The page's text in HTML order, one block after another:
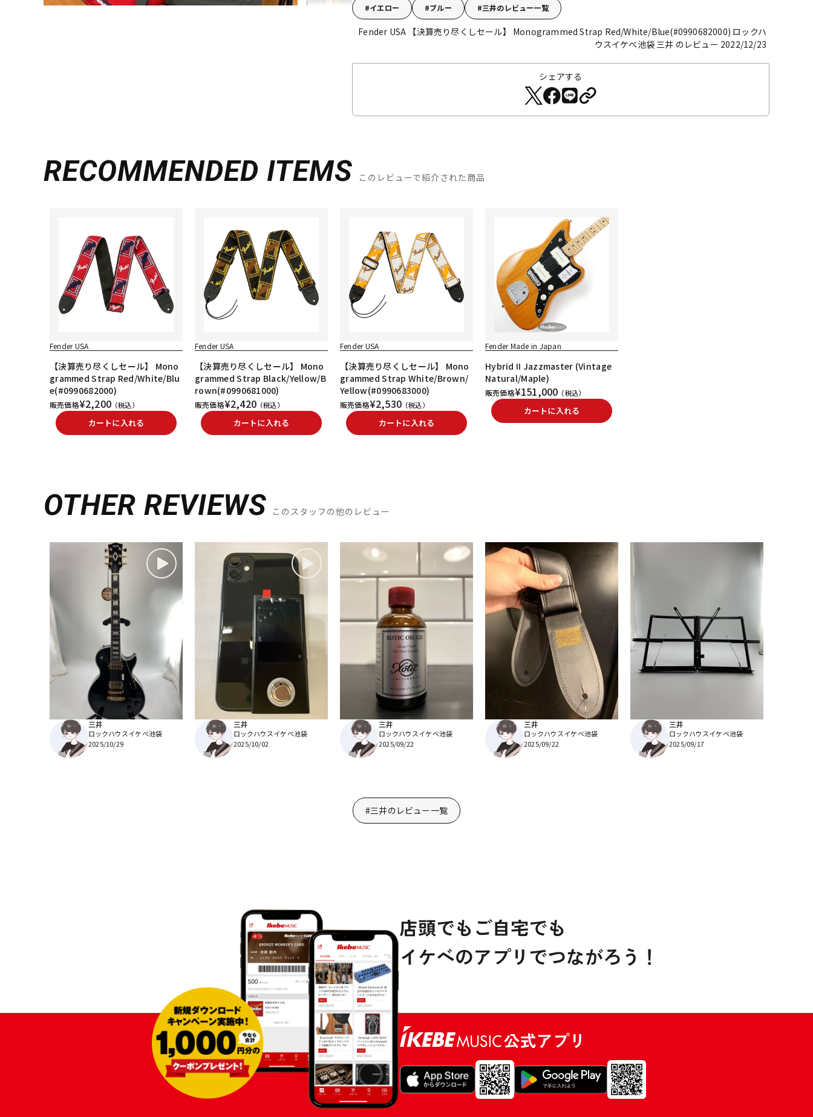
イエロー ブルー 三井のレビュー一覧
Fender USA 【決算売り尽くしセール】 Monogrammed Strap Red/White/Blue(#0990682000) ロックハ
ウスイケベ池袋 三井 のレビュー 2022/12/23
シェアする
RECOMMENDED ITEMS このレビューで紹介された商品
Fender USA
【決算売り尽くしセール】 Mono
grammed Strap Red/White/Blu
e(#0990682000)
販売価格¥2,200 （税込）
カートに入れる
Fender USA
【決算売り尽くしセール】 Mono
grammed Strap Black/Yellow/B
rown(#0990681000)
販売価格¥2,420 （税込）
カートに入れる
Fender USA
【決算売り尽くしセール】 Mono
grammed Strap White/Brown/
Yellow(#0990683000)
販売価格¥2,530 （税込）
カートに入れる
Fender Made in Japan
Hybrid II Jazzmaster (Vintage
Natural/Maple)
販売価格¥151,000 （税込）
カートに入れる
OTHER REVIEWS このスタッフの他のレビュー
三井
ロックハウスイケベ池袋
2025/10/29
三井
ロックハウスイケベ池袋
2025/10/02
三井
ロックハウスイケベ池袋
2025/09/22
三井
ロックハウスイケベ池袋
2025/09/22
三井
ロックハウスイケベ池袋
2025/09/17
#三井のレビュー一覧